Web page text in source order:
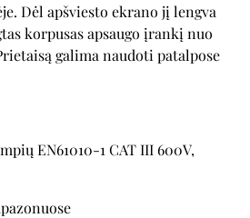
Dėl apšviesto ekrano jį lengva
korpusas apsaugo įrankį nuo
galima naudoti patalpose
EN61010-1 CAT III 600V,